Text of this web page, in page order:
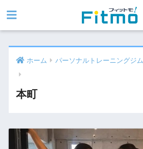
ホーム パーソナルトレーニングジム
本町